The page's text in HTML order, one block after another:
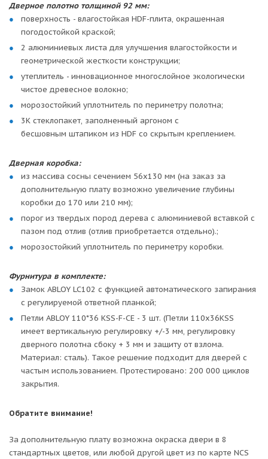
Дверное полотно толщиной 92 мм:
поверхность - влагостойкая HDF-плита, окрашенная
погодостойкой краской;
2 алюминиевых листа для улучшения влагостойкости и
геометрической жесткости конструкции;
утеплитель - инновационное многослойное экологически
чистое древесное волокно;
морозостойкий уплотнитель по периметру полотна;
3К стеклопакет, заполненный аргоном с
бесшовным штапиком из HDF со скрытым креплением.
Дверная коробка:
из массива сосны сечением 56х130 мм (на заказ за
дополнительную плату возможно увеличение глубины
коробки до 170 или 210 мм);
порог из твердых пород дерева с алюминиевой вставкой с
пазом под отлив (отлив приобретается отдельно).;
морозостойкий уплотнитель по периметру коробки.
Фурнитура в комплекте:
Замок ABLOY LC102 с функцией автоматического запирания
с регулируемой ответной планкой;
Петли ABLOY 110*36 KSS-F-CE - 3 шт. (Петли 110x36KSS
имеет вертикальную регулировку +/-3 мм, регулировку
дверного полотна сбоку + 3 мм и защиту от взлома.
Материал: сталь). Такое решение подходит для дверей с
частым использованием. Протестировано: 200 000 циклов
закрытия.
Обратите внимание!
За дополнительную плату возможна окраска двери в 8
стандартных цветов, или любой другой цвет из по карте NCS